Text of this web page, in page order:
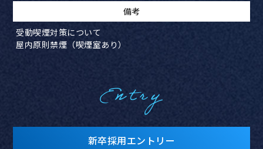
備考
受動喫煙対策について
屋内原則禁煙（喫煙室あり）
Entry
新卒採用エントリー